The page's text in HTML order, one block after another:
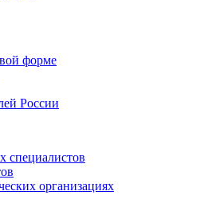
форме
России
специалистов
организациях